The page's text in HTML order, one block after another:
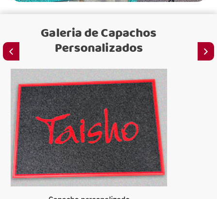
Galeria deCapachos
Personalizados